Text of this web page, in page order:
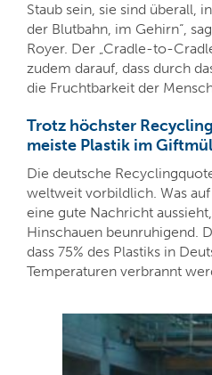
Staub sein, sie sind überall,
der Blutbahn, im Gehirn“,
Royer. Der „Cradle-to-
zudem darauf, dass durch
die Fruchtbarkeit der
Trotz höchster
meiste Plastik im
Die deutsche
weltweit vorbildlich. Was
eine gute Nachricht
Hinschauen beunruhigend.
dass 75% des Plastiks in
Temperaturen verbrannt